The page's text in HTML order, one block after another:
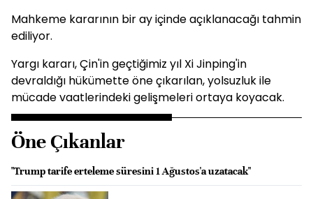
Mahkeme kararının bir ay içinde açıklanacağı tahmin
ediliyor.
Yargı kararı, Çin'in geçtiğimiz yıl Xi Jinping'in
devraldığı hükümette öne çıkarılan, yolsuzluk ile
mücade vaatlerindeki gelişmeleri ortaya koyacak.
Öne Çıkanlar
"Trump tarife erteleme süresini 1 Ağustos'a uzatacak"